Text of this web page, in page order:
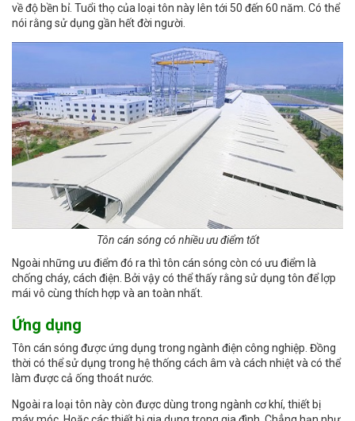
về độ bền bỉ. Tuổi thọ của loại tôn này lên tới 50 đến 60 năm. Có thể
nói rằng sử dụng gần hết đời người.
Tôn cán sóng có nhiều ưu điểm tốt
Ngoài những ưu điểm đó ra thì tôn cán sóng còn có ưu điểm là
chống cháy, cách điện. Bởi vậy có thể thấy rằng sử dụng tôn để lợp
mái vô cùng thích hợp và an toàn nhất.
Ứng dụng
Tôn cán sóng được ứng dụng trong ngành điện công nghiệp. Đồng
thời có thể sử dụng trong hệ thống cách âm và cách nhiệt và có thể
làm được cả ống thoát nước.
Ngoài ra loại tôn này còn được dùng trong ngành cơ khí, thiết bị